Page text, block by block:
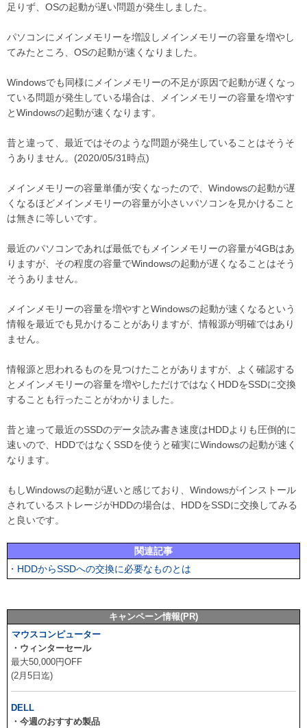
足りず、OSの起動が遅い問題が発生しました。
パソコンにメインメモリーを増設しメインメモリーの容量を増やし
てみたところ、OSの起動が速くなりました。
Windowsでも同様にメインメモリーの不足が原因で起動が遅くなっ
ている問題が発生している場合は、メインメモリーの容量を増やす
とWindowsの起動が速くなります。
昔と違って、最近ではそのような問題が発生していることはそうそ
うありません。(2020/05/31時点)
メインメモリーの容量単価が安くなったので、Windowsの起動が遅
くなるほどメインメモリーの容量が小さいパソコンを見かけること
は無きに等しいです。
最近のパソコンであれば最低でもメインメモリーの容量が4GBはあ
りますが、その程度の容量でWindowsの起動が遅くなることはそう
そうありません。
メインメモリーの容量を増やすとWindowsの起動が速くなるという
情報を最近でも見かけることがありますが、情報源が明確ではあり
ません。
情報源と思われるものを見つけたことがありますが、よく確認する
とメインメモリーの容量を増やしただけではなくHDDをSSDに交換
することも行ったことがわかりました。
昔と違って最近のSSDのデータ読み書き速度はHDDよりも圧倒的に
速いので、HDDではなくSSDを使うと確実にWindowsの起動が速く
なります。
もしWindowsの起動が遅いと感じており、Windowsがインストール
されているストレージがHDDの場合は、HDDをSSDに交換してみる
と良いです。
関連記事
・ HDDからSSDへの交換に必要なものとは
キャンペーン情報(PR)
マウスコンピューター
・ウィンターセール
最大50,000円OFF
(2月5日迄)
DELL
・今週のおすすめ製品